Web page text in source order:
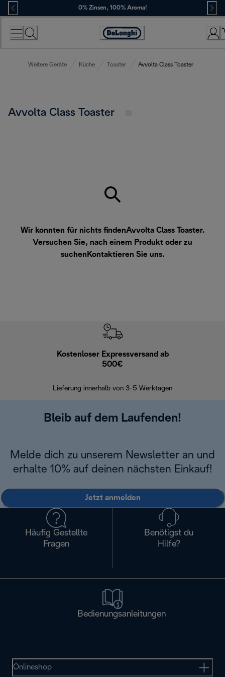
Skip
to
Content
0% Zinsen, 100% Aroma!
Erklärung
Zugänglichkeit
Weitere Geräte Küche Toaster Avvolta Class Toaster
Avvolta Class Toaster
Wir konnten für nichts findenAvvolta Class Toaster.
Versuchen Sie, nach einem Produkt oder zu
suchen Kontaktieren Sie uns.
Kostenloser Expressversand ab
500€
Lieferung innerhalb von 3-5 Werktagen
Bleib auf dem Laufenden!
Melde dich zu unserem Newsletter an und
erhalte 10% auf deinen nächsten Einkauf!
Jetzt anmelden
Häufig Gestellte
Fragen
Benötigst du
Hilfe?
Bedienungsanleitungen
Onlineshop